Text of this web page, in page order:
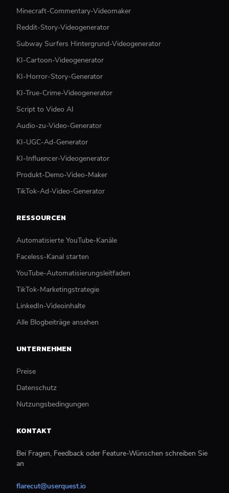
Minecraft-Commentary-Videomaker
Reddit-Story-Videogenerator
Subway Surfers Hintergrund-Videogenerator
KI-Cartoon-Videogenerator
KI-Horror-Story-Generator
KI-True-Crime-Videogenerator
Script to Video AI
Audio-zu-Video-Generator
KI-UGC-Ad-Generator
KI-Influencer-Videogenerator
Produkt-Demo-Video-Maker
TikTok-Ad-Video-Generator
RESSOURCEN
Automatisierte YouTube-Kanäle
Faceless-Kanal starten
YouTube-Automatisierungsleitfaden
TikTok-Marketingstrategie
LinkedIn-Videoinhalte
Alle Blogbeiträge ansehen
UNTERNEHMEN
Preise
Datenschutz
Nutzungsbedingungen
KONTAKT
Bei Fragen, Feedback oder Feature-Wünschen schreiben Sie
an
flarecut@userquest.io